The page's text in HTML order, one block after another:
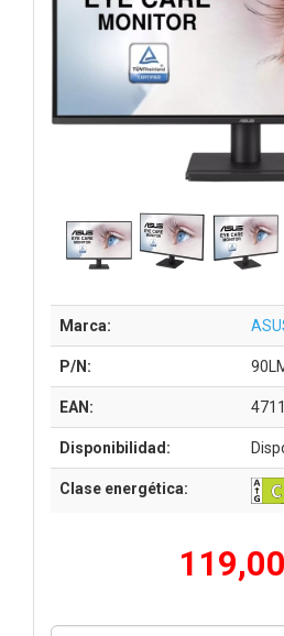
Marca:
P/N:
EAN:
Disponibilidad:
Clase energética: